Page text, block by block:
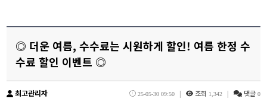
업
토목건축
공사업
산업ㆍ환
조경공사
비공사업
사업
철강구조물공
사업
수중·준설공
사업
업자
발업
나무병원
석면해제
제거업
엔지니어링 정비사업
담
하
◎ 더운 여름, 수수료는 시원하게 할인! 여름 한정 수
수료 할인 이벤트 ◎
최고관리자 25-05-30 09:50 | 조회 1,342 | 댓글 0